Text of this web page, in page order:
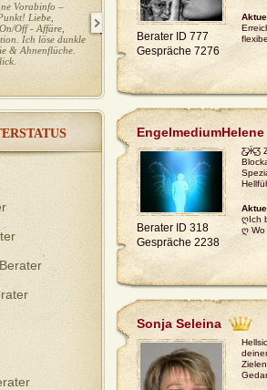
Vorabinfo –
Liebe,
Off - Affäre,
Ich löse dunkle
& Ahnenflüche.
Ich biete intuitive Klarheit,
seelische Tiefe und systemisches
Wissen – für echte Veränderung.
Berater ID 777
Gespräche 7276
EngelmediumHelene
Ƹ̵̡Ӝ̵̨̄Ʒ
Berater ID 318
Gespräche 2238
ღIch
ღ Wo
Sonja Seleina